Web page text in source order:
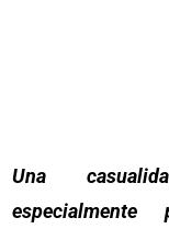
Una